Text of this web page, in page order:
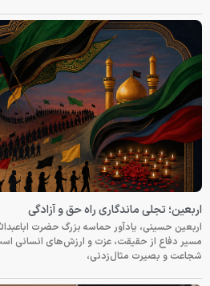
اربعین؛ تجلی ماندگاری راه حق و آزادگی
اربعین حسینی، یادآور حماسه بزرگ حضرت
مسیر دفاع از حقیقت، عزت و ارزش‌های انسانی
شجاعت و بصیرت مثال‌زدنی،